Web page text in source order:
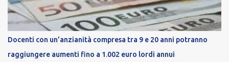
Docenti con un’anzianità compresa tra 9 e 20 anni potranno
raggiungere aumenti fino a 1.002 euro lordi annui